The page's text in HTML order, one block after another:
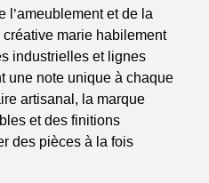
l’ameublement et de la
marie habilement
industrielles et lignes
une note unique à chaque
artisanal, la marque
et des finitions
des pièces à la fois